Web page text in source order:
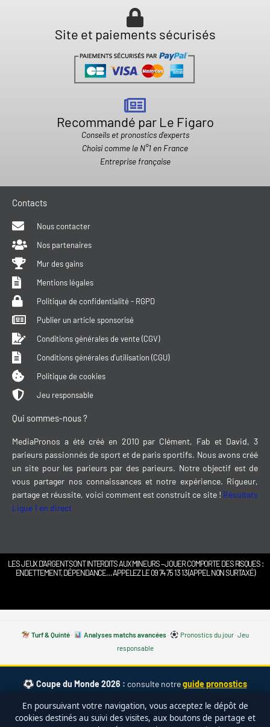
Site et paiements sécurisés
Recommandé par Le Figaro
Conseils et pronostics d'experts
Choisi comme le N°1 en France
Entreprise française
Contacts
Nous contacter
Nos partenaires
Mur des gains
Mentions légales
Politique de confidentialité - RGPD
Publier un article sponsorisé
Conditions générales de vente (CGV)
Conditions générales d'utilisation (CGU)
Politique de cookies
Jeu responsable
Qui sommes-nous ?
MediaPronos a été créé en 2010 par Clément, Fab et David, 3
parieurs passionnés de sport et de paris sportifs. Nous avons créé
un site pour les parieurs par des parieurs. Notre objectif est de
vous partager nos connaissances et notre expérience. Rigueur,
partage et réussite, voici comment est construit ce site ! Résultats
Ligue 1 en direct
LES JEUX D’ARGENT SONT INTERDITS AUX MINEURS – JOUER COMPORTE DES RISQUES :
ENDETTEMENT, DÉPENDANCE… APPELEZ LE 09 74 75 13 13 (APPEL NON SURTAXÉ)
Turf & Quinté· Analyses matchs avancées· Pronostics du jour·Jeu
responsable
Coupe du Monde 2026 : consulte notreguide pronostics
Effectifs des 48 sélections· Avis bet365
En poursuivant votre navigation, vous acceptez le dépôt de
cookies destinés au suivi des visites, aux boutons de partage et